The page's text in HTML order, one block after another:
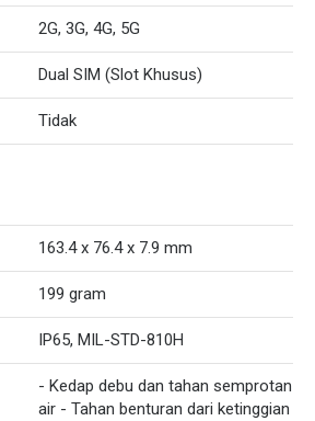
2G, 3G, 4G, 5G
Dual SIM (Slot Khusus)
Tidak
163.4 x 76.4 x 7.9 mm
199 gram
IP65, MIL-STD-810H
- Kedap debu dan tahan semprotan
air - Tahan benturan dari ketinggian